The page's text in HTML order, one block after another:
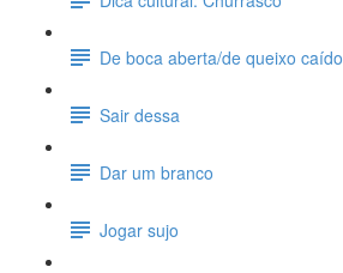
De boca aberta/de queixo caído
Sair dessa
Dar um branco
Jogar sujo